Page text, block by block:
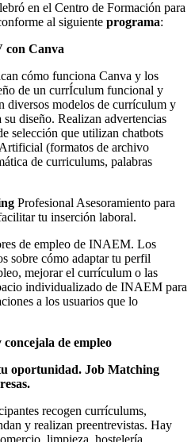
en el Centro de Formación para
al siguiente programa:
con Canva
cómo funciona Canva y los
de un currÍculum funcional y
diversos modelos de currículum y
diseño. Realizan advertencias
selección que utilizan chatbots
(formatos de archivo
de curriculums, palabras
Profesional Asesoramiento para
tu inserción laboral.
de empleo de INAEM. Los
sobre cómo adaptar tu perfil
mejorar el currículum o las
individualizado de INAEM para
a los usuarios que lo
concejala de empleo
oportunidad. Job Matching
recogen currículums,
y realizan preentrevistas. Hay